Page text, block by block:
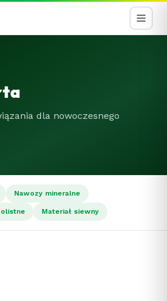
dla nowoczesnego
Nawozy mineralne
Materiał siewny